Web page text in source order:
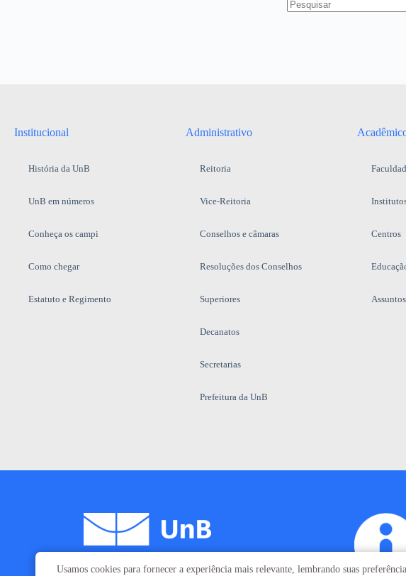
Institucional
História da UnB
UnB em números
Conheça os campi
Como chegar
Estatuto e Regimento
Administrativo
Reitoria
Vice-Reitoria
Conselhos e câmaras
Resoluções dos Conselhos
Superiores
Decanatos
Secretarias
Prefeitura da UnB
Centros
Usamos cookies para fornecer a experiência mais relevante, lembrando suas